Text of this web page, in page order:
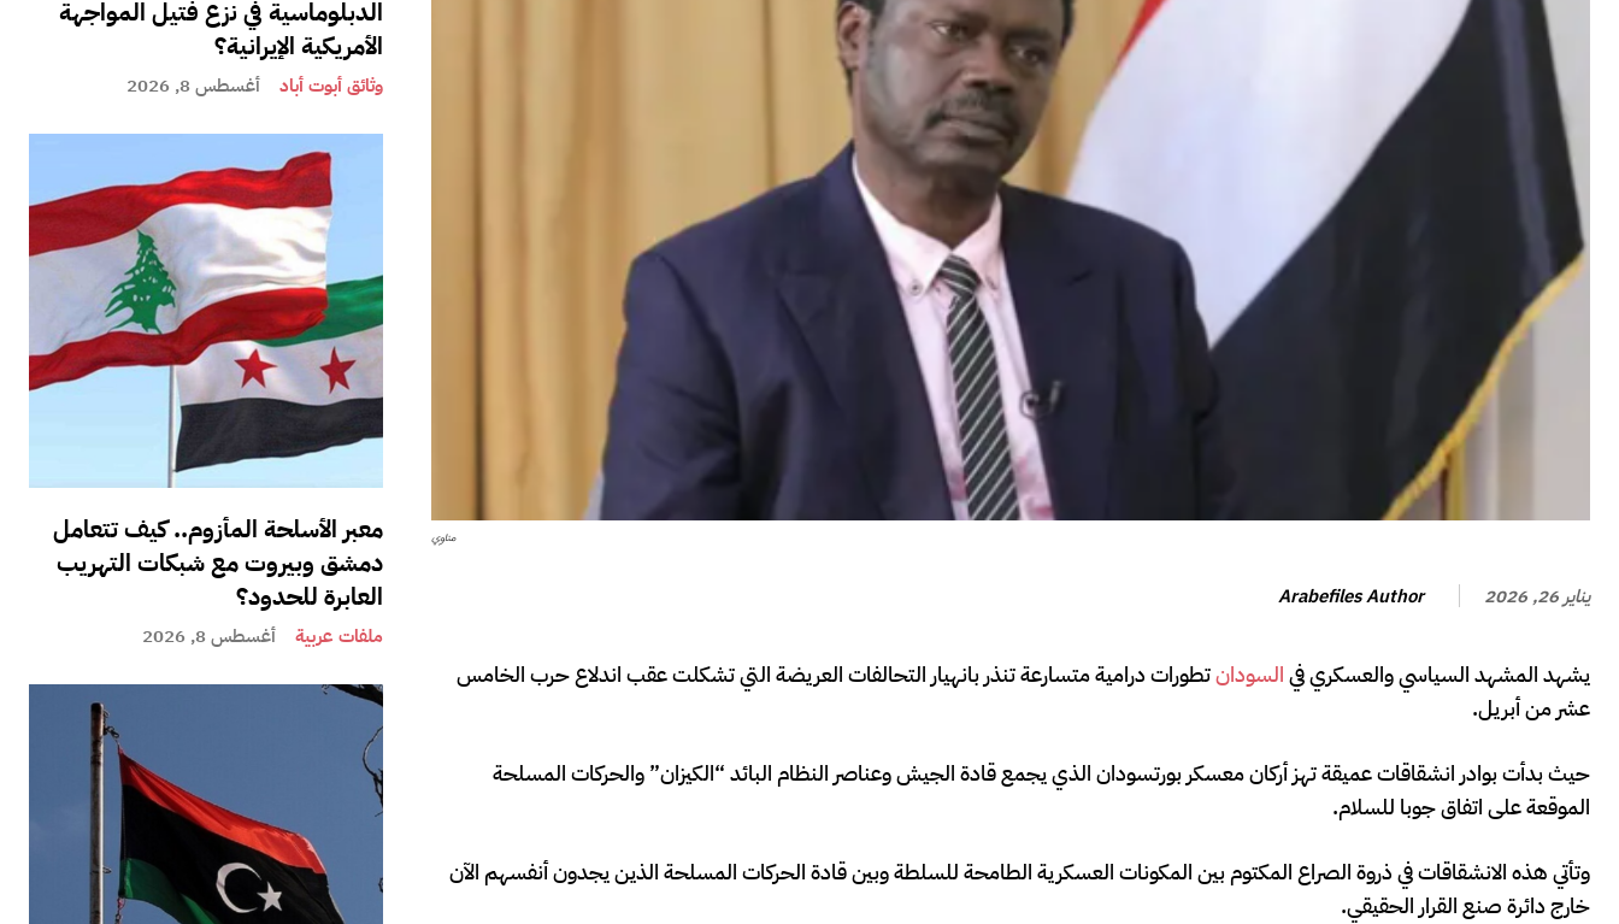
الدبلوماسية في نزع فتيل المواجهة
الأمريكية الإيرانية؟
وثائق أبوت أباد أغسطس 8, 2026
معبر الأسلحة المأزوم.. كيف تتعامل
دمشق وبيروت مع شبكات التهريب
العابرة للحدود؟
ملفات عربية أغسطس 8, 2026
مناوي
يناير 26, 2026 Arabefiles Author
يشهد المشهد السياسي والعسكري فيالسودانتطورات درامية متسارعة تنذر بانهيار التحالفات العريضة التي تشكلت عقب اندلاع حرب الخامس
عشر من أبريل.
حيث بدأت بوادر انشقاقات عميقة تهز أركان معسكر بورتسودان الذي يجمع قادة الجيش وعناصر النظام البائد “الكيزان” والحركات المسلحة
الموقعة على اتفاق جوبا للسلام.
وتأتي هذه الانشقاقات في ذروة الصراع المكتوم بين المكونات العسكرية الطامحة للسلطة وبين قادة الحركات المسلحة الذين يجدون أنفسهم الآن
خارج دائرة صنع القرار الحقيقي.